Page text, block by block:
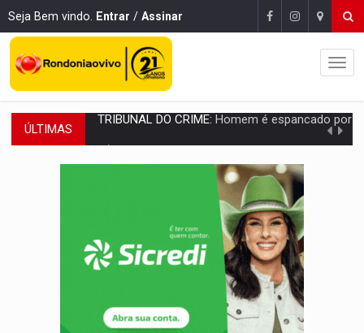
Seja Bem vindo. Entrar / Assinar
ÚLTIMAS Perseguição é registrada no shopping após colombiana furtar
LUDOPATIA:Apostas online começam a afetar produtividade e rotina
Plantar árvores não será mais suficiente para
OVNIS NA LUA:Cientistas alertam para possível base secreta no satélite
ACABOU COM PEUGEOT:Incêndio destrói carro que era rebocado para oficina
Ladrão é filmado furtando moto na frente do bar
BOLSAS DE PESQUISA: Iniciativa Amazônia+10 lança chamada para fortalecer